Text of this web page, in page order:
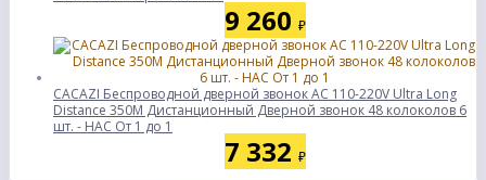
9 260 ₽
CACAZI Беспроводной дверной звонок AC 110-220V Ultra Long
Distance 350M Дистанционный Дверной звонок 48 колоколов 6
шт. - НАС От 1 до 1
7 332 ₽